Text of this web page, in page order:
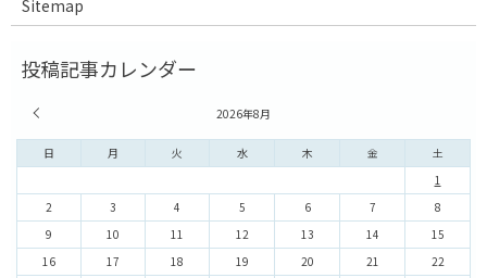
Sitemap
2026年8月
日 月 火 水 木 金 土
1
2
3 4 5 6 7
8
9
10 11 12 13 14
15
16
17 18 19 20 21
22